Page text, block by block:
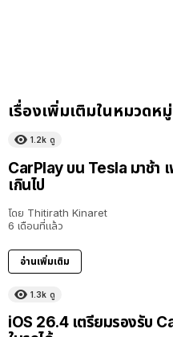
เรื่องเพิ่มเติมในหมวดห
1.2k ดู
CarPlay บน Tesla มาช้า
เกินไป
โดย Thitirath Kinaret
6 เดือนที่แล้ว
อ่านเพิ่มเติม
1.3k ดู
iOS 26.4 เตรียมรองรับ